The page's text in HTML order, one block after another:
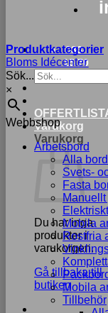
033-
15 70
Varukorg
Varukorg
Du har inga
produkter i
varukorgen.
Gå tillbaka till
butiken
Produktkategorier
Bloms Idécenter
Sök...
×
Webbshop
Arbetsbord
Alla bord
Svets-
Fasta
Mobila
Rostfria
Mobila
Tillbehör